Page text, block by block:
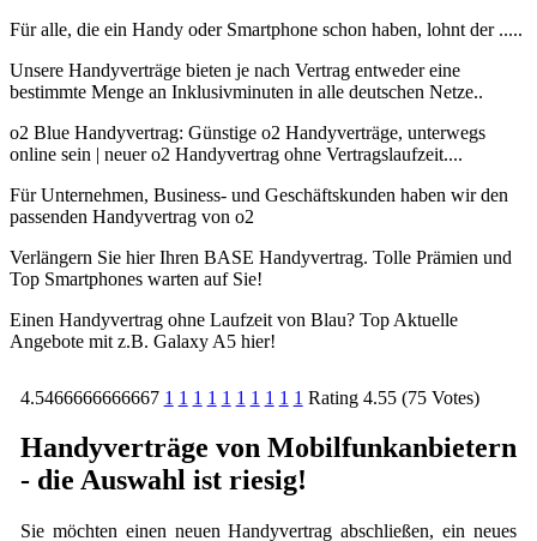
Für alle, die ein Handy oder Smartphone schon haben, lohnt der .....
Unsere Handyverträge bieten je nach Vertrag entweder eine
bestimmte Menge an Inklusivminuten in alle deutschen Netze..
o2 Blue Handyvertrag: Günstige o2 Handyverträge, unterwegs
online sein | neuer o2 Handyvertrag ohne Vertragslaufzeit....
Für Unternehmen, Business- und Geschäftskunden haben wir den
passenden Handyvertrag von o2
Verlängern Sie hier Ihren BASE Handyvertrag. Tolle Prämien und
Top Smartphones warten auf Sie!
Einen Handyvertrag ohne Laufzeit von Blau? Top Aktuelle
Angebote mit z.B. Galaxy A5 hier!
4.5466666666667 1 1 1 1 1 1 1 1 1 1 Rating 4.55 (75 Votes)
Handyverträge von Mobilfunkanbietern
- die Auswahl ist riesig!
Sie möchten einen neuen Handyvertrag abschließen, ein neues